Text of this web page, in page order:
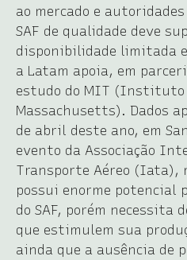
ao mercado e
SAF de qualidade deve
disponibilidade limitada
a Latam apoia, em
estudo do MIT (Instituto
Massachusetts). Dados
de abril deste ano, em
evento da Associação
Transporte Aéreo (Iata),
possui enorme potencial
do SAF, porém necessita
que estimulem sua
ainda que a ausência de